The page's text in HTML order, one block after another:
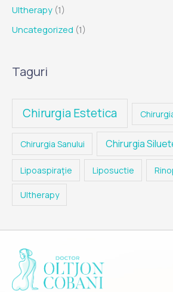
Ultherapy (1)
Uncategorized (1)
Taguri
Chirurgia Estetica
Chirurgia Sanului Chirurgia
Lipoaspiraţie Liposuctie
Ultherapy